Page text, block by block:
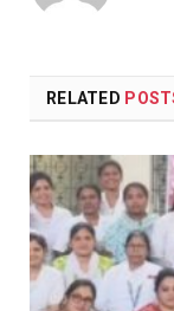
RELATED